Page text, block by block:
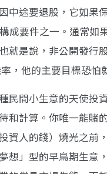
中途要退股，它如果
成要件之一。通常如
就是說，非公開發行
，他的主要目標恐怕
民間小生意的天使投
和計算。你唯一能賭
資人的錢）燒光之前
想」型的早鳥期生意